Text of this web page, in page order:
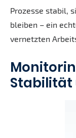
Prozesse stabil,
bleiben – ein
vernetzten
Stabilität